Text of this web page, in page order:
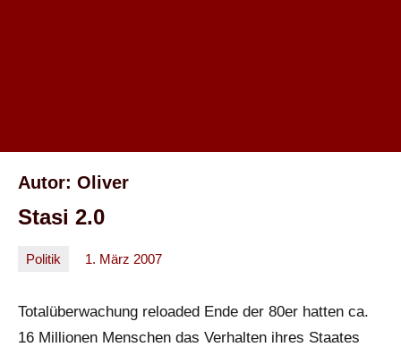
Autor: Oliver
Stasi 2.0
Politik 1. März 2007
Totalüberwachung reloaded Ende der 80er hatten ca.
16 Millionen Menschen das Verhalten ihres Staates